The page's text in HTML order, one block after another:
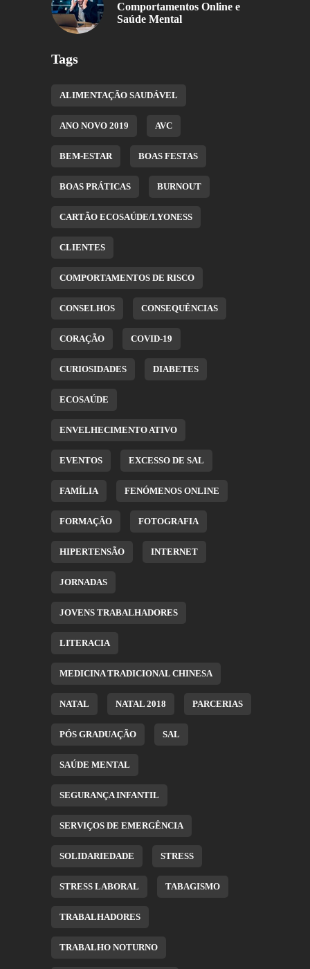
Comportamentos Online e
Saúde Mental
Tags
ALIMENTAÇÃO SAUDÁVEL
ANO NOVO 2019 AVC
BEM-ESTAR BOAS FESTAS
BOAS PRÁTICAS BURNOUT
CARTÃO ECOSAÚDE/LYONESS
CLIENTES
COMPORTAMENTOS DE RISCO
CONSELHOS CONSEQUÊNCIAS
CORAÇÃO COVID-19
CURIOSIDADES DIABETES
ECOSAÚDE
ENVELHECIMENTO ATIVO
EVENTOS EXCESSO DE SAL
FAMÍLIA FENÓMENOS ONLINE
FORMAÇÃO FOTOGRAFIA
HIPERTENSÃO INTERNET
JORNADAS
JOVENS TRABALHADORES
LITERACIA
MEDICINA TRADICIONAL CHINESA
NATAL NATAL 2018 PARCERIAS
PÓS GRADUAÇÃO SAL
SAÚDE MENTAL
SEGURANÇA INFANTIL
SERVIÇOS DE EMERGÊNCIA
SOLIDARIEDADE STRESS
STRESS LABORAL TABAGISMO
TRABALHADORES
TRABALHO NOTURNO